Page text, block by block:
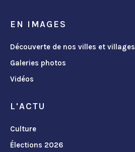
EN IMAGES
Découverte de nos villes et villages
Galeries photos
Vidéos
L'ACTU
Culture
Élections 2026